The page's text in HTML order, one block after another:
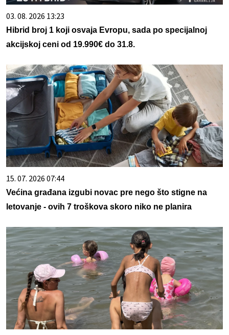
03. 08. 2026 13:23
Hibrid broj 1 koji osvaja Evropu, sada po specijalnoj
akcijskoj ceni od 19.990€ do 31.8.
15. 07. 2026 07:44
Većina građana izgubi novac pre nego što stigne na
letovanje - ovih 7 troškova skoro niko ne planira